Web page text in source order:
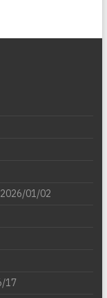
2026/01/02
17